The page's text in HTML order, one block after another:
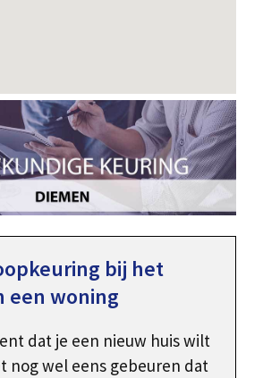
bij het
een woning
dat je een nieuw huis wilt
nog wel eens gebeuren dat